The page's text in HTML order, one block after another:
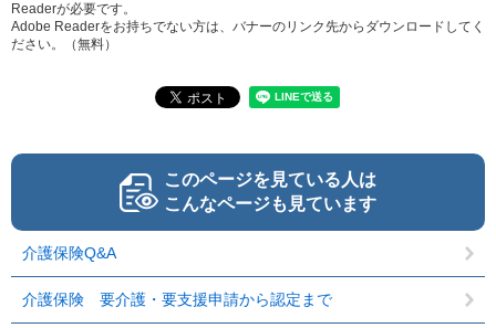
Readerが必要です。
Adobe Readerをお持ちでない方は、バナーのリンク先からダウンロードしてく
ださい。（無料）
このページを見ている人は
こんなページも見ています
介護保険Q&A
介護保険 要介護・要支援申請から認定まで